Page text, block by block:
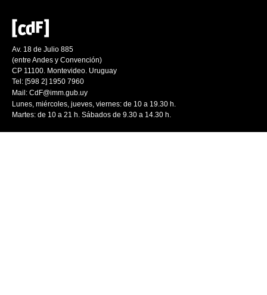
Av. 18 de Julio 885
(entre Andes y Convención)
CP 11100. Montevideo. Uruguay
Tel: [598 2] 1950 7960
Mail: CdF@imm.gub.uy
Lunes, miércoles, jueves, viernes: de 10 a 19.30 h.
Martes: de 10 a 21 h. Sábados de 9.30 a 14.30 h.